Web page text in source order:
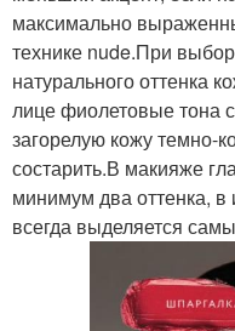
максимально
технике nude.При
натурального оттенка
лице фиолетовые тона
загорелую кожу темно-
состарить.В макияже
минимум два оттенка,
всегда выделяется